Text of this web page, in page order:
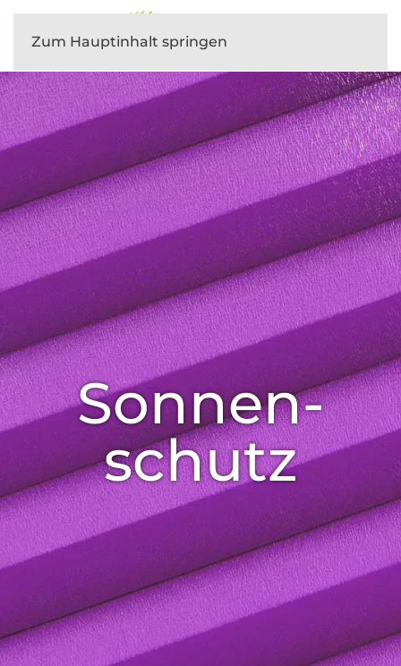
Zum Hauptinhalt springen
Sonnen­
schutz